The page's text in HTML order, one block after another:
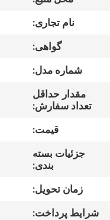
کنترل
نام تجاری:
گواهی:
شماره مدل:
مقدار حداقل
تعداد سفارش:
قیمت:
جزئیات بسته
بندی:
زمان تحویل:
شرایط پرداخت: